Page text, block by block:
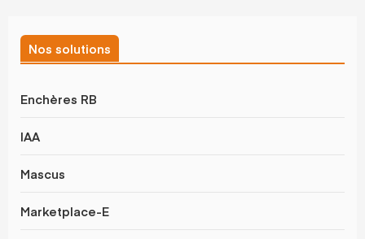
Nos solutions
Enchères RB
IAA
Mascus
Marketplace-E